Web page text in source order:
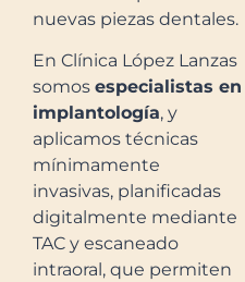
nuevas piezas dentales.
En Clínica López Lanzas
somos especialistas en
implantología, y
aplicamos técnicas
mínimamente
invasivas, planificadas
digitalmente mediante
TAC y escaneado
intraoral, que permiten